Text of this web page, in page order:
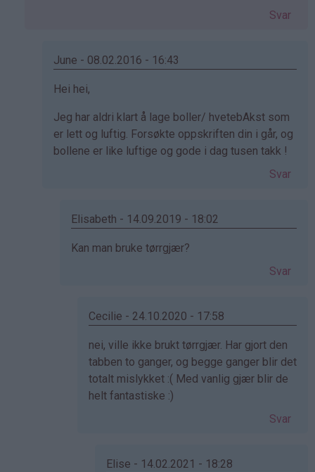
Elinda
bekreftet)
Svar
June - 08.02.2016 - 16:43
Som
på
av
Kristine
Hei hei,
Jeg har aldri klart å lage boller/ hvetebAkst som
er lett og luftig. Forsøkte oppskriften din i går, og
bollene er like luftige og gode i dag tusen takk !
Svar
Elisabeth - 14.09.2019 - 18:02
Som
June
bekreftet)
Kan man bruke tørrgjær?
Svar
Cecilie - 24.10.2020 - 17:58
Som
svar
på
av
nei, ville ikke brukt tørrgjær. Har gjort den
tabben to ganger, og begge ganger blir det
totalt mislykket :( Med vanlig gjær blir de
helt fantastiske :)
Svar
Elise - 14.02.2021 - 18:28